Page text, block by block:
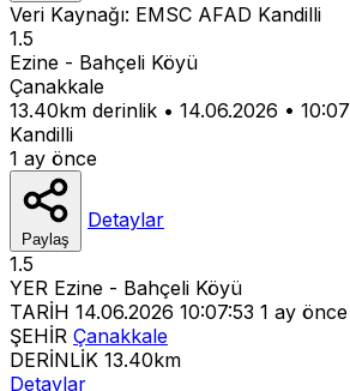
Veri Kaynağı: EMSC AFAD Kandilli
1.5
Ezine - Bahçeli Köyü
Çanakkale
13.40km derinlik • 14.06.2026 • 10:07
Kandilli
1 ay önce
Paylaş
Detaylar
1.5
YER Ezine - Bahçeli Köyü
TARİH 14.06.2026 10:07:53 1 ay önce
ŞEHİR Çanakkale
DERİNLİK 13.40km
Detaylar